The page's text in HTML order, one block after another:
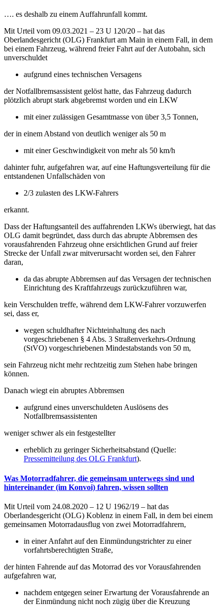
…. es deshalb zu einem Auffahrunfall kommt.
Mit Urteil vom 09.03.2021 – 23 U 120/20 – hat das
Oberlandesgericht (OLG) Frankfurt am Main in einem Fall, in dem
bei einem Fahrzeug, während freier Fahrt auf der Autobahn, sich
unverschuldet
aufgrund eines technischen Versagens
der Notfallbremsassistent gelöst hatte, das Fahrzeug dadurch
plötzlich abrupt stark abgebremst worden und ein LKW
mit einer zulässigen Gesamtmasse von über 3,5 Tonnen,
der in einem Abstand von deutlich weniger als 50 m
mit einer Geschwindigkeit von mehr als 50 km/h
dahinter fuhr, aufgefahren war, auf eine Haftungsverteilung für die
entstandenen Unfallschäden von
2/3 zulasten des LKW-Fahrers
erkannt.
Dass der Haftungsanteil des auffahrenden LKWs überwiegt, hat das
OLG damit begründet, dass durch das abrupte Abbremsen des
vorausfahrenden Fahrzeug ohne ersichtlichen Grund auf freier
Strecke der Unfall zwar mitverursacht worden sei, den Fahrer
daran,
da das abrupte Abbremsen auf das Versagen der technischen
Einrichtung des Kraftfahrzeugs zurückzuführen war,
kein Verschulden treffe, während dem LKW-Fahrer vorzuwerfen
sei, dass er,
wegen schuldhafter Nichteinhaltung des nach
vorgeschriebenen § 4 Abs. 3 Straßenverkehrs-Ordnung
(StVO) vorgeschriebenen Mindestabstands von 50 m,
sein Fahrzeug nicht mehr rechtzeitig zum Stehen habe bringen
können.
Danach wiegt ein abruptes Abbremsen
aufgrund eines unverschuldeten Auslösens des
Notfallbremsassistenten
weniger schwer als ein festgestellter
erheblich zu geringer Sicherheitsabstand (Quelle:
Pressemitteilung des OLG Frankfurt).
Was Motorradfahrer, die gemeinsam unterwegs sind und
hintereinander (im Konvoi) fahren, wissen sollten
Mit Urteil vom 24.08.2020 – 12 U 1962/19 – hat das
Oberlandesgericht (OLG) Koblenz in einem Fall, in dem bei einem
gemeinsamen Motorradausflug von zwei Motorradfahrern,
in einer Anfahrt auf den Einmündungstrichter zu einer
vorfahrtsberechtigten Straße,
der hinten Fahrende auf das Motorrad des vor Vorausfahrenden
aufgefahren war,
nachdem entgegen seiner Erwartung der Vorausfahrende an
der Einmündung nicht noch zügig über die Kreuzung